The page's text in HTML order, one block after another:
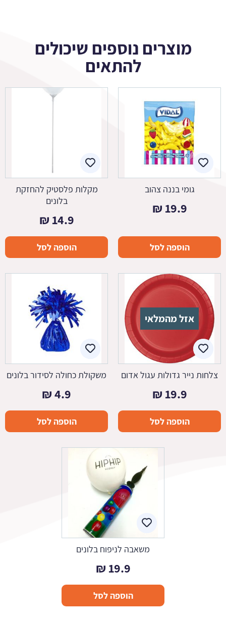
מוצרים נוספים שיכולים
להתאים
גומי בננה צהוב
19.9
₪
הוספה לסל
מקלות פלסטיק להחזקת
בלונים
14.9
₪
הוספה לסל
אזל מהמלאי
צלחות נייר גדולות עגול אדום
19.9
₪
הוספה לסל
משקולת כחולה לסידור בלונים
4.9
₪
הוספה לסל
משאבה לניפוח בלונים
19.9
₪
הוספה לסל